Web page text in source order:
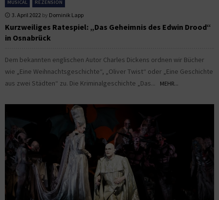
MUSICAL REZENSION
3. April 2022 by Dominik Lapp
Kurzweiliges Ratespiel: „Das Geheimnis des Edwin Drood“
in Osnabrück
Dem bekannten englischen Autor Charles Dickens ordnen wir Bücher
wie „Eine Weihnachtsgeschichte“, „Oliver Twist“ oder „Eine Geschichte
aus zwei Städten“ zu. Die Kriminalgeschichte „Das...
MEHR...